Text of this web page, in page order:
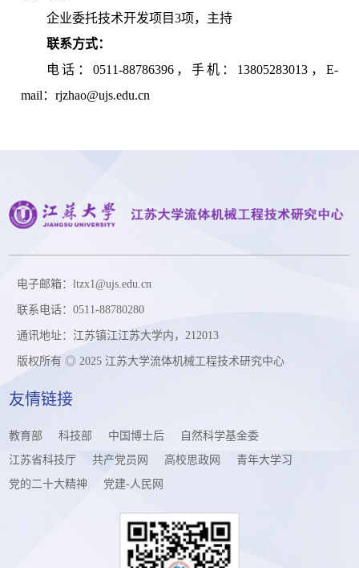
企业委托技术开发项目3项，主持
联系方式：
电话：0511-88786396，手机：13805283013，E-
mail：rjzhao@ujs.edu.cn
电子邮箱：ltzx1@ujs.edu.cn
联系电话：0511-88780280
通讯地址：江苏镇江江苏大学内，212013
版权所有 ◎ 2025 江苏大学流体机械工程技术研究中心
友情链接
教育部 科技部 中国博士后
自然科学基金委
江苏省科技厅
共产党员网 高校思政网
青年大学习
党的二十大精神
党建-人民网